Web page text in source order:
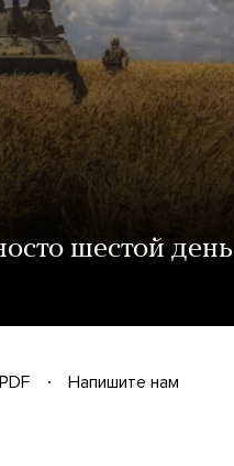
шестой день
PDF
Напишите нам